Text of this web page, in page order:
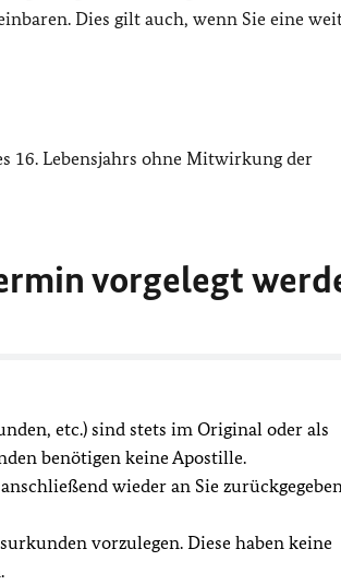
Dies gilt auch, wenn Sie eine
16. Lebensjahrs ohne Mitwirkung der
vorgelegt
etc.) sind stets im Original oder als
benötigen keine Apostille.
wieder an Sie
vorzulegen. Diese haben keine